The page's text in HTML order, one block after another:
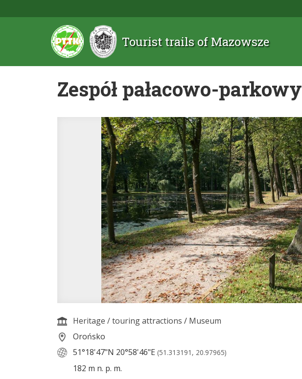
Tourist trails of Mazowsze
Zespół pałacowo-parkowy
Heritage / touring attractions / Museum
Orońsko
51°18'47"N 20°58'46"E (51.313191, 20.97965)
182 m n. p. m.